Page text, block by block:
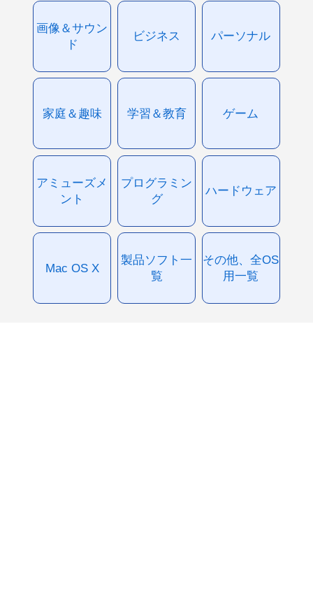
画像＆サウン
ド
ビジネス パーソナル
家庭＆趣味 学習＆教育 ゲーム
アミューズメ
ント
プログラミン
グ
ハードウェア
Mac OS X
製品ソフト一
覧
その他、全OS
用一覧